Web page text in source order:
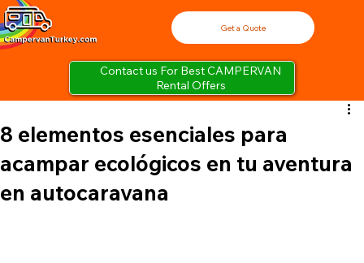
Contact us For Best CAMPERVAN
Rental Offers
Get a Quote
8 elementos esenciales para
acampar ecológicos en tu aventura
en autocaravana